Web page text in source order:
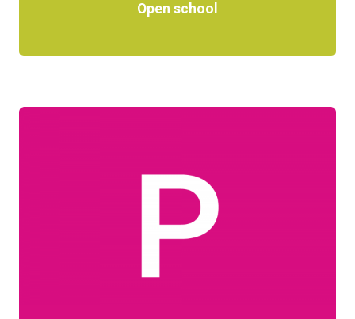
Open school